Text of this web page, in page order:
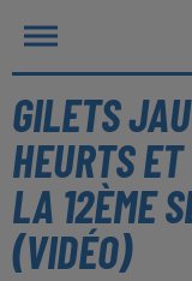
GILETS
HEURTS
LA 12ÈME
(VIDÉO)